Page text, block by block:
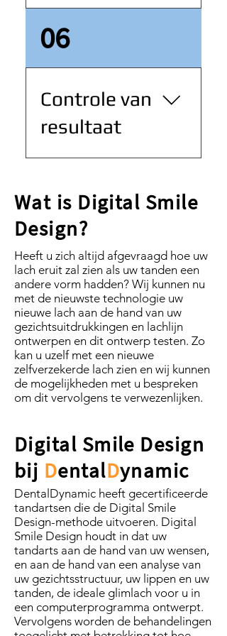
uw nieuwe tanden
behandelingen, om tot
komen, worden in een
duidelijk overzicht aan u
overhandigd. Hierin
wordt het
behandelingen en
omschreven. Wanneer u
hier akkoord op geeft,
begint het
behandeltraject.
06
Controle van
resultaat
plaatsgevonden, wordt
een eindcontrole
uitgevoerd. We sluiten af
met een laatste foto serie
die u mee krijgt naar huis.
Uw nieuwe glimlach is
een feit!
Wat is Digital Smile
Design?
Heeft u zich altijd afgevraagd hoe uw
lach eruit zal zien als uw tanden een
andere vorm hadden? Wij kunnen nu
met de nieuwste technologie uw
nieuwe lach aan de hand van uw
gezichtsuitdrukkingen en lachlijn
ontwerpen en dit ontwerp testen. Zo
kan u uzelf met een nieuwe
zelfverzekerde lach zien en wij kunnen
de mogelijkheden met u bespreken
om dit vervolgens te verwezenlijken.
Digital Smile Design
bij DentalDynamic
DentalDynamic heeft gecertificeerde
tandartsen die de Digital Smile
Design-methode uitvoeren. Digital
Smile Design houdt in dat uw
tandarts aan de hand van uw wensen,
en aan de hand van een analyse van
uw gezichtsstructuur, uw lippen en uw
tanden, de ideale glimlach voor u in
een computerprogramma ontwerpt.
Vervolgens worden de behandelingen